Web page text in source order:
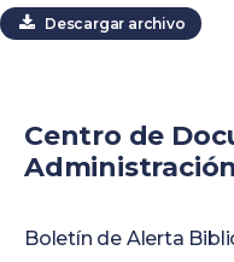
Descargar archivo
Centro de
Boletín de Alerta